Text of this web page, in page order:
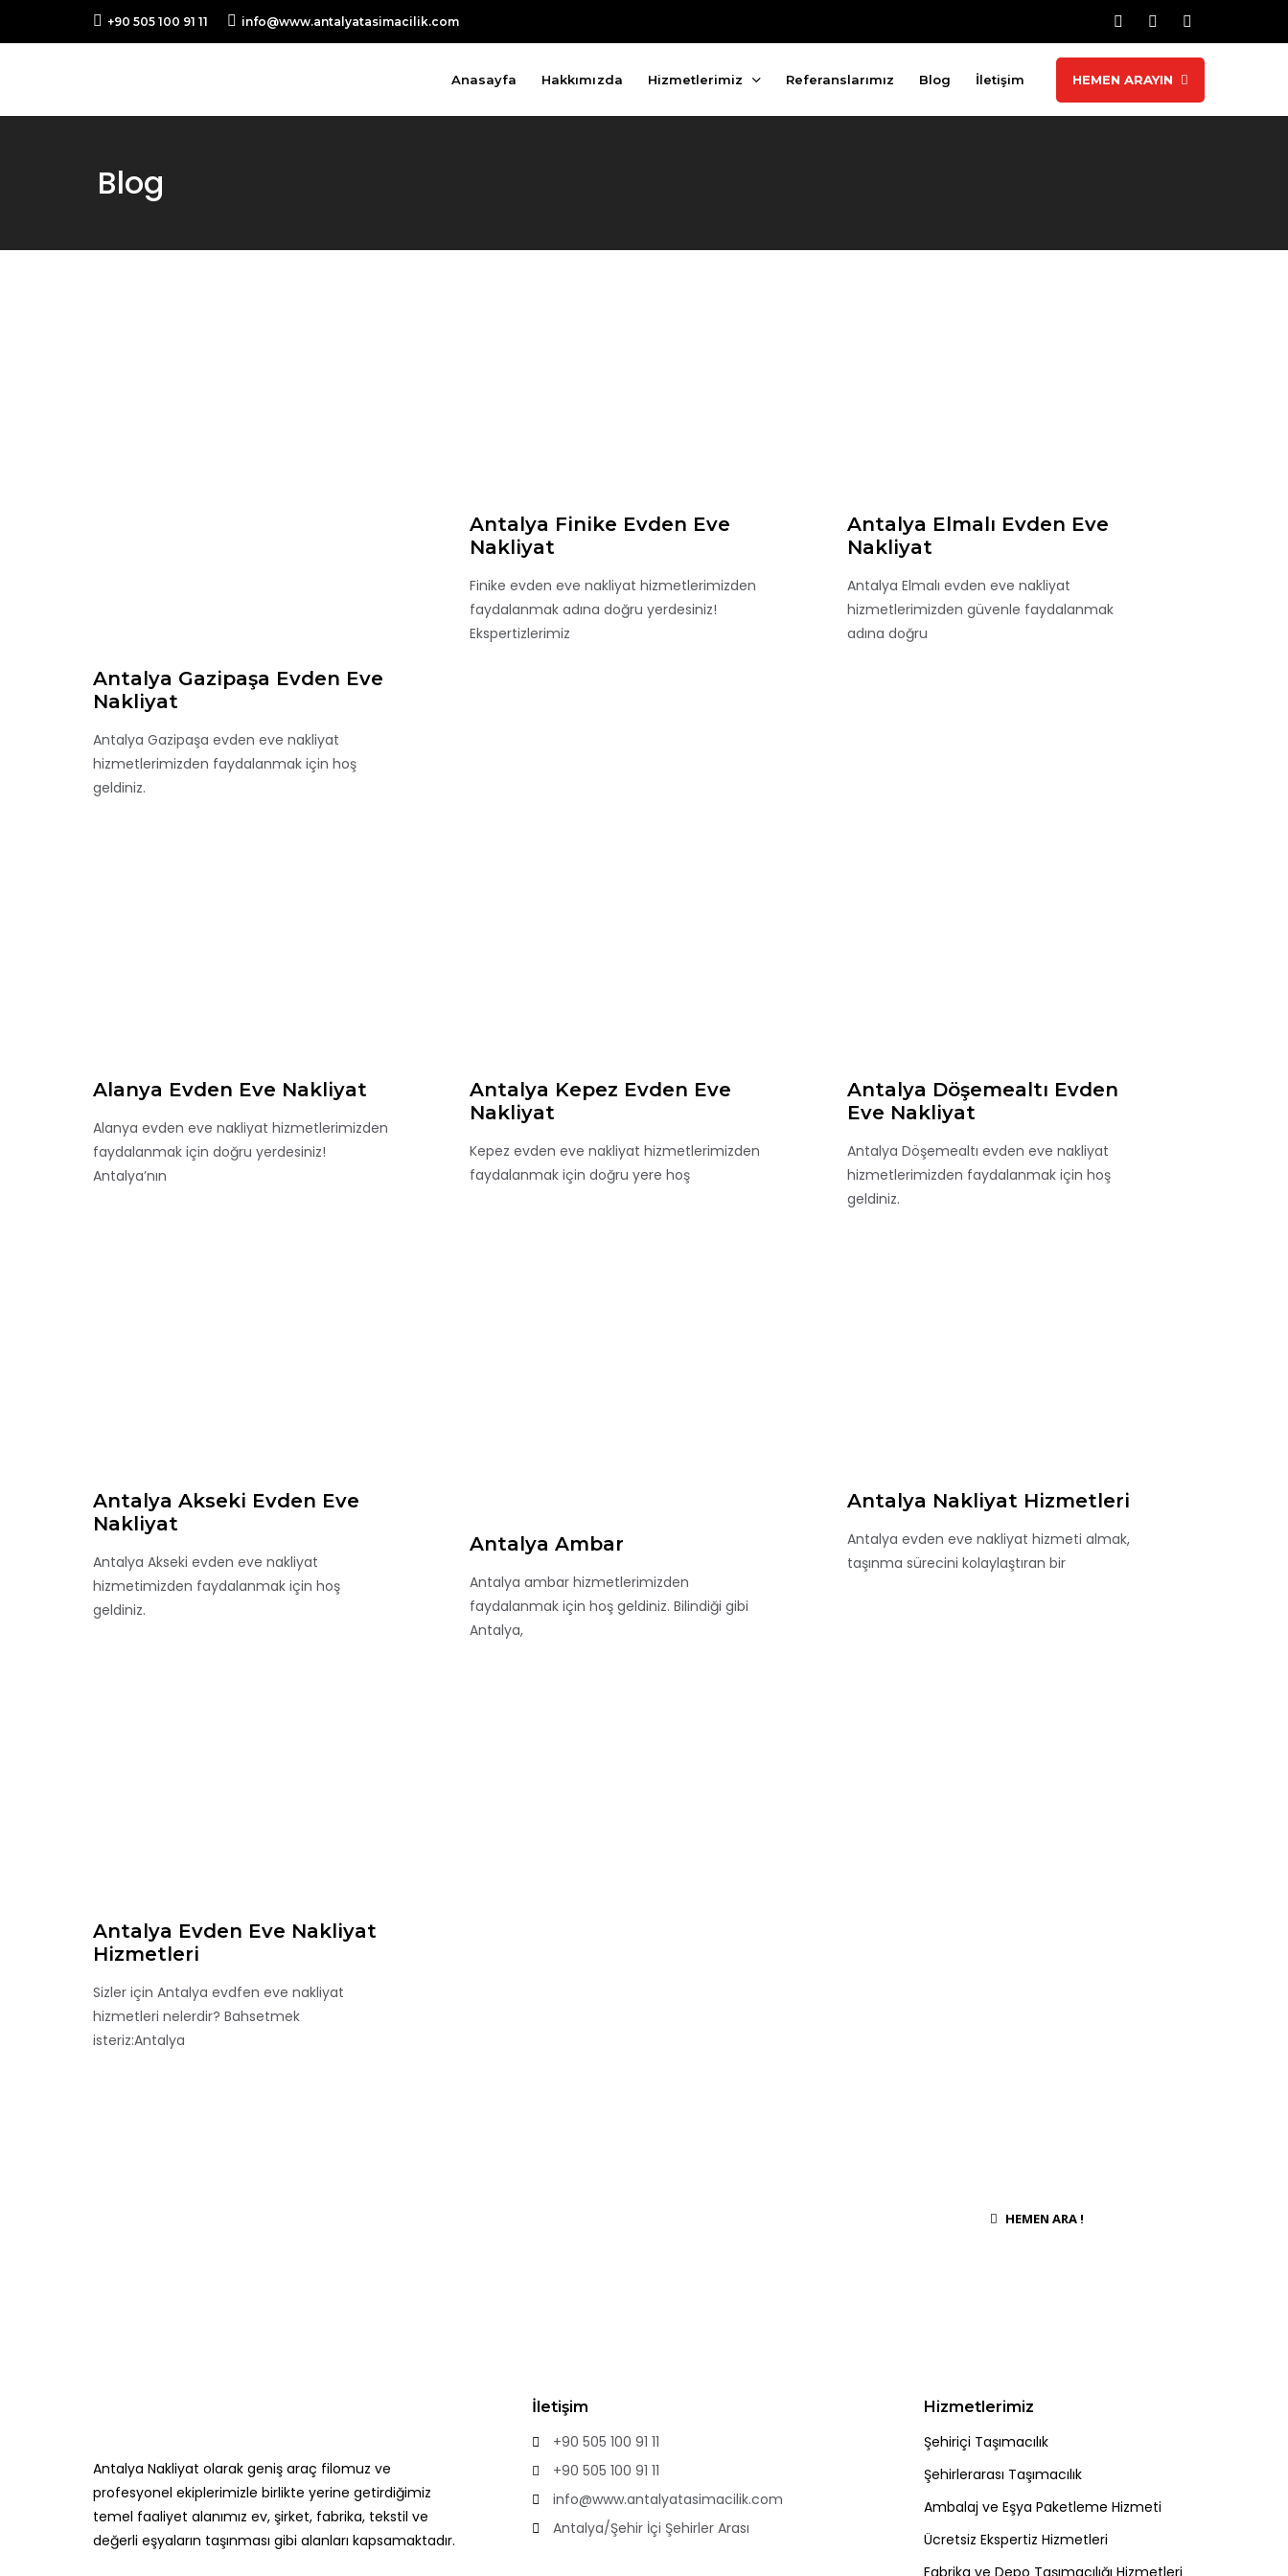
+90 505 100 91 11 info@www.antalyatasimacilik.com
Anasayfa Hakkımızda Hizmetlerimiz Referanslarımız Blog İletişim HEMEN ARAYIN
Blog
Antalya Gazipaşa Evden Eve
Nakliyat
Antalya Gazipaşa evden eve nakliyat
hizmetlerimizden faydalanmak için hoş
geldiniz.
Antalya Finike Evden Eve
Nakliyat
Finike evden eve nakliyat hizmetlerimizden
faydalanmak adına doğru yerdesiniz!
Ekspertizlerimiz
Antalya Elmalı Evden Eve
Nakliyat
Antalya Elmalı evden eve nakliyat
hizmetlerimizden güvenle faydalanmak
adına doğru
Alanya Evden Eve Nakliyat
Alanya evden eve nakliyat hizmetlerimizden
faydalanmak için doğru yerdesiniz!
Antalya’nın
Antalya Kepez Evden Eve
Nakliyat
Kepez evden eve nakliyat hizmetlerimizden
faydalanmak için doğru yere hoş
Antalya Döşemealtı Evden
Eve Nakliyat
Antalya Döşemealtı evden eve nakliyat
hizmetlerimizden faydalanmak için hoş
geldiniz.
Antalya Akseki Evden Eve
Nakliyat
Antalya Akseki evden eve nakliyat
hizmetimizden faydalanmak için hoş
geldiniz.
Antalya Ambar
Antalya ambar hizmetlerimizden
faydalanmak için hoş geldiniz. Bilindiği gibi
Antalya,
Antalya Nakliyat Hizmetleri
Antalya evden eve nakliyat hizmeti almak,
taşınma sürecini kolaylaştıran bir
Antalya Evden Eve Nakliyat
Hizmetleri
Sizler için Antalya evdfen eve nakliyat
hizmetleri nelerdir? Bahsetmek
isteriz:Antalya
HEMEN ARA !
Antalya Nakliyat olarak geniş araç filomuz ve
profesyonel ekiplerimizle birlikte yerine getirdiğimiz
temel faaliyet alanımız ev, şirket, fabrika, tekstil ve
değerli eşyaların taşınması gibi alanları kapsamaktadır.
İletişim
+90 505 100 91 11
+90 505 100 91 11
info@www.antalyatasimacilik.com
Antalya/Şehir İçi Şehirler Arası
Hizmetlerimiz
Şehiriçi Taşımacılık
Şehirlerarası Taşımacılık
Ambalaj ve Eşya Paketleme Hizmeti
Ücretsiz Ekspertiz Hizmetleri